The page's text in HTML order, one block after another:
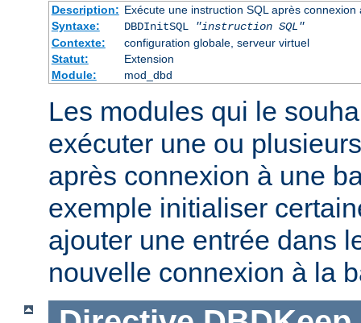
Description: Exécute une instruction SQL après
Syntaxe:
DBDInitSQL
"instruction SQL"
Contexte:
configuration globale, serveur virtuel
Statut:
Extension
Module:
mod_dbd
Les modules qui le
exécuter une ou
après connexion à une
exemple initialiser
ajouter une entrée dans
nouvelle connexion à la